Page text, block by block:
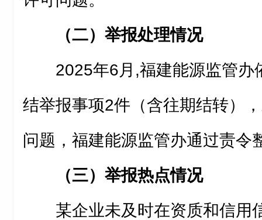
（二）举报处理情况
2025年6月 ,福建能源监管办
结举报事项2件（含往期结转）
问题，福建能源监管办通过责令
（三）举报热点情况
某企业未及时在资质和信用